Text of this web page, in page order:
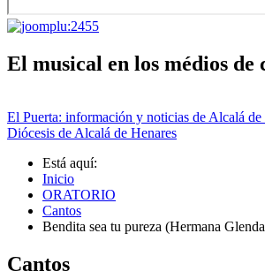
El musical en los médios de
El Puerta: información y noticias de Alcalá de
Diócesis de Alcalá de Henares
Está aquí:
Inicio
ORATORIO
Cantos
Bendita sea tu pureza (Hermana
Cantos